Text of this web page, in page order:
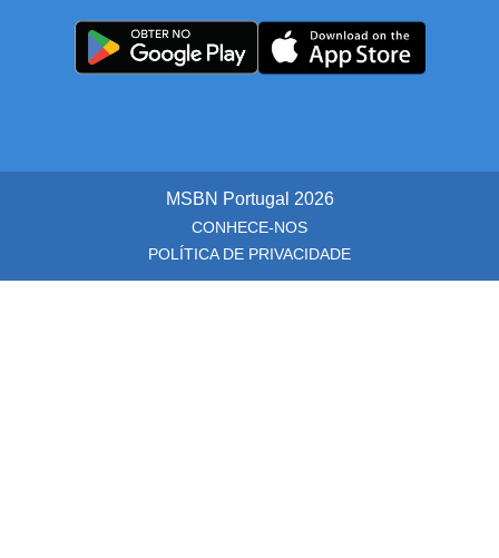
MSBN Portugal 2026
CONHECE-NOS
POLÍTICA DE PRIVACIDADE